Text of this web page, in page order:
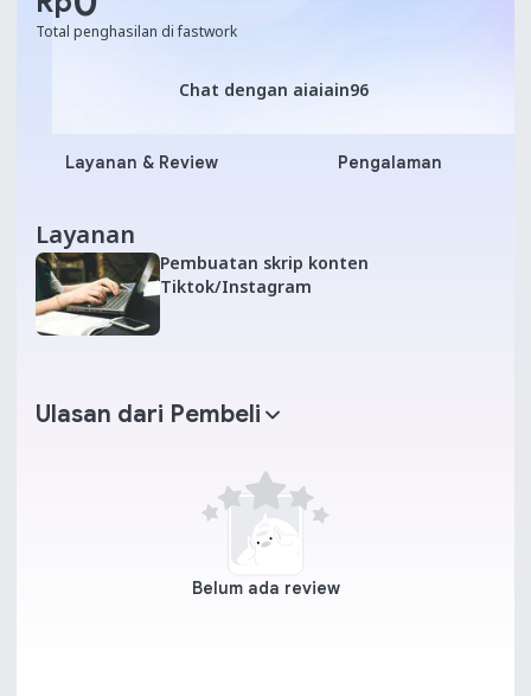
Total penghasilan di fastwork
Chat dengan aiaiain96
Chat dengan aiaiain96
Layanan & Review Pengalaman
Layanan
Pembuatan skrip konten
Tiktok/Instagram
Ulasan dari Pembeli
Belum ada review